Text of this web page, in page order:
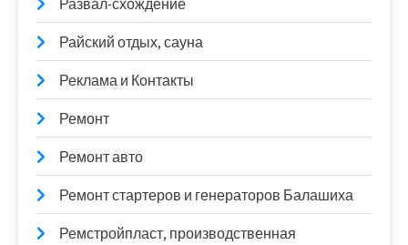
Развал-схождение
Райский отдых, сауна
Реклама и Контакты
Ремонт
Ремонт авто
Ремонт стартеров и генераторов Балашиха
Ремстройпласт, производственная